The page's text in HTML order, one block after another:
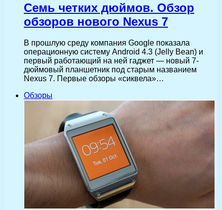
Семь четких дюймов. Обзор
обзоров нового Nexus 7
В прошлую среду компания Google показала
операционную систему Android 4.3 (Jelly Bean) и
первый работающий на ней гаджет — новый 7-
дюймовый планшетник под старым названием
Nexus 7. Первые обзоры «сиквела»…
Обзоры